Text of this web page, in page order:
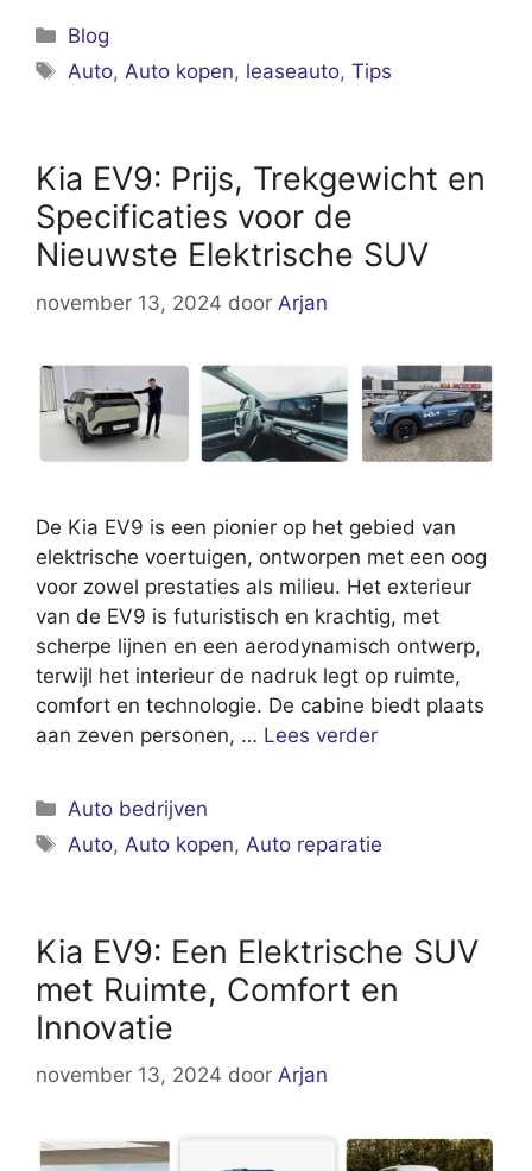
Categorieën
Blog
Tags
Auto,Auto kopen, leaseauto,Tips
Kia EV9: Prijs, Trekgewicht en
Specificaties voor de
Nieuwste Elektrische SUV
november 13, 2024 door Arjan
De Kia EV9 is een pionier op het gebied van
elektrische voertuigen, ontworpen met een oog
voor zowel prestaties als milieu. Het exterieur
van de EV9 is futuristisch en krachtig, met
scherpe lijnen en een aerodynamisch ontwerp,
terwijl het interieur de nadruk legt op ruimte,
comfort en technologie. De cabine biedt plaats
aan zeven personen, … Lees verder
Categorieën
Auto bedrijven
Tags
Auto, Auto kopen, Auto reparatie
Kia EV9: Een Elektrische SUV
met Ruimte, Comfort en
Innovatie
november 13, 2024 door Arjan